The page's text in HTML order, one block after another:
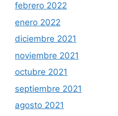
febrero 2022
enero 2022
diciembre 2021
noviembre 2021
octubre 2021
septiembre 2021
agosto 2021